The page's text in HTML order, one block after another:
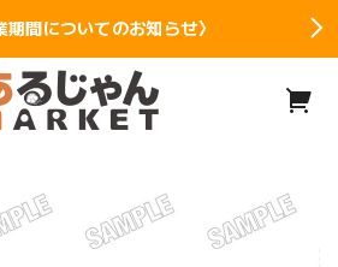
期間についてのお知らせ〉